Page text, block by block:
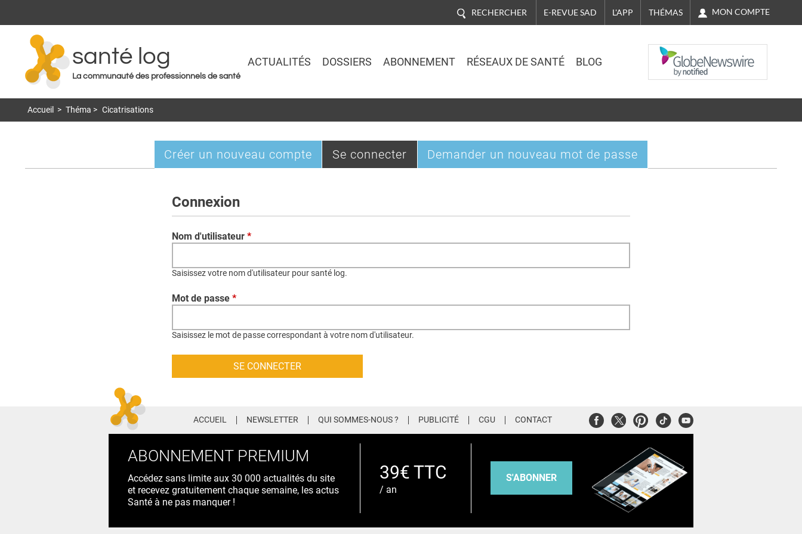
RECHERCHER E-REVUE SAD L'APP THÉMAS MON COMPTE
santé log
La communauté des professionnels de santé
ACTUALITÉS DOSSIERS ABONNEMENT RÉSEAUX DE SANTÉ BLOG
NASDAQ
Accueil > Théma > Cicatrisations
Onglets
Créer un nouveau compte Se connecter (onglet
actif)
Demander un nouveau mot de passe
Connexion
Nom d'utilisateur *
Saisissez votre nom d'utilisateur pour santé log.
Mot de passe *
Saisissez le mot de passe correspondant à votre nom d'utilisateur.
ACCUEIL NEWSLETTER QUI SOMMES-NOUS ? PUBLICITÉ CGU CONTACT FacebookTwitterPinterest
TiktokYoutube
ABONNEMENT PREMIUM
Accédez sans limite aux 30 000 actualités du site
et recevez gratuitement chaque semaine, les actus
Santé à ne pas manquer !
39€ TTC
/ an
S'ABONNER